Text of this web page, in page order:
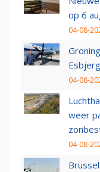
op 6
04-08-
04-08-
weer
04-08-